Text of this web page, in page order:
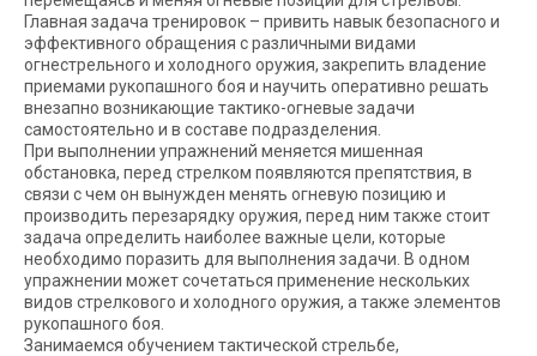
Главная задача тренировок – привить навык безопасного и
эффективного обращения с различными видами
огнестрельного и холодного оружия, закрепить владение
приемами рукопашного боя и научить оперативно решать
внезапно возникающие тактико-огневые задачи
самостоятельно и в составе подразделения.
При выполнении упражнений меняется мишенная
обстановка, перед стрелком появляются препятствия, в
связи с чем он вынужден менять огневую позицию и
производить перезарядку оружия, перед ним также стоит
задача определить наиболее важные цели, которые
необходимо поразить для выполнения задачи. В одном
упражнении может сочетаться применение нескольких
видов стрелкового и холодного оружия, а также элементов
рукопашного боя.
Занимаемся обучением тактической стрельбе,